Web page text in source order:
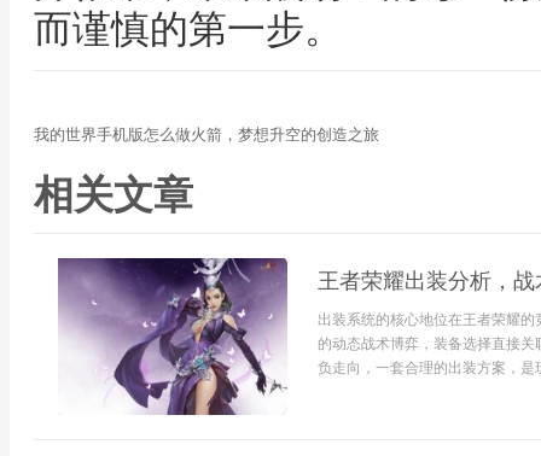
而谨慎的第一步。
我的世界手机版怎么做火箭，梦想升空的创造之旅
相关文章
王者荣耀出装分析，
出装系统的核心地位在王者荣耀
的动态战术博弈，装备选择直接
负走向，一套合理的出装方案，是